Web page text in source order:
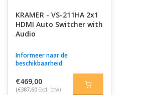
KRAMER - VS-211HA 2x1
HDMI Auto Switcher with
Audio
Informeer naar de
beschikbaarheid
€469,00
(€387,60 Excl. btw)